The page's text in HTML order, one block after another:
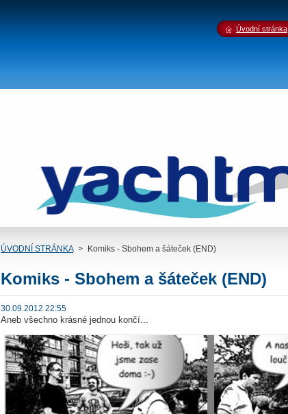
ÚVODNÍ STRÁNKA > Komiks - Sbohem a šáteček (END)
Komiks - Sbohem a šáteček (END)
30.09.2012 22:55
Aneb všechno krásné jednou končí...
Úvodní stránka